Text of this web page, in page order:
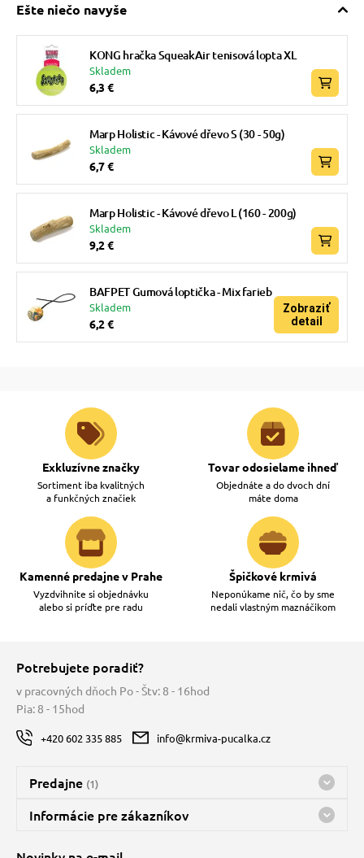
Ešte niečo navyše
KONG hračka SqueakAir tenisová lopta XL
Skladem
6,3 €
Marp Holistic - Kávové dřevo S (30 - 50g)
Skladem
6,7 €
Marp Holistic - Kávové dřevo L (160 - 200g)
Skladem
9,2 €
BAFPET Gumová loptička - Mix farieb
Skladem
6,2 €
Zobraziť
detail
Exkluzívne značky
Sortiment iba kvalitných
a funkčných značiek
Tovar odosielame ihneď
Objednáte a do dvoch dní
máte doma
Kamenné predajne v Prahe
Vyzdvihnite si objednávku
alebo si príďte pre radu
Špičkové krmivá
Neponúkame nič, čo by sme
nedali vlastným maznáčikom
Potrebujete poradiť?
v pracovných dňoch Po - Štv: 8 - 16hod
Pia: 8 - 15hod
+420 602 335 885 info@krmiva-pucalka.cz
Predajne (1)
Predajňa a sklad Kbely
Bohužiaľ, momentálne máme zatvorené
Informácie pre zákazníkov